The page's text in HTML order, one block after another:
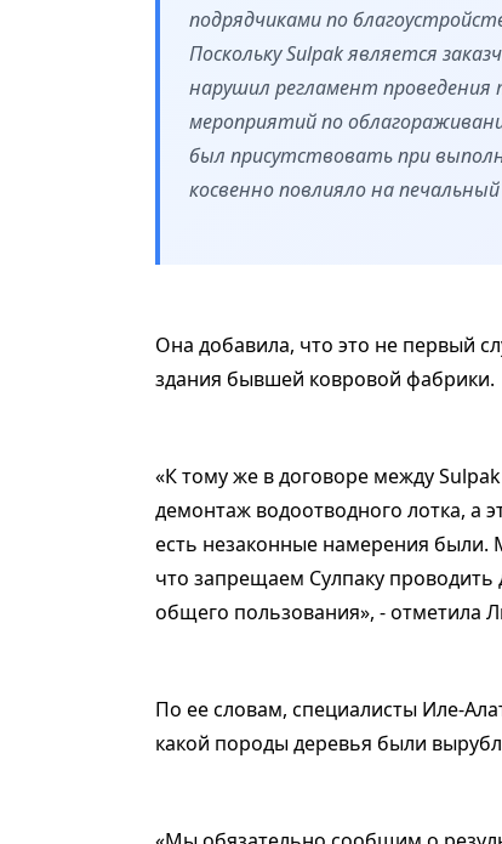
подрядчиками по
Поскольку Sulpak является
нарушил регламент проведения
мероприятий по
был присутствовать при
косвенно повлияло на
Она добавила, что это не первый
здания бывшей ковровой фабрики.
«К тому же в договоре между
демонтаж водоотводного лотка, а
есть незаконные намерения
что запрещаем Сулпаку
общего пользования», - отметила
По ее словам, специалисты Иле-
какой породы деревья были